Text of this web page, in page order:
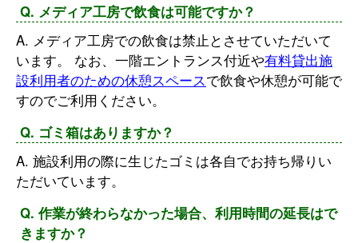
Q. メディア工房で飲食は可能ですか？
A. メディア工房での飲食は禁止とさせていただいて
います。 なお、一階エントランス付近や有料貸出施
設利用者のための休憩スペースで飲食や休憩が可能で
すのでご利用ください。
Q. ゴミ箱はありますか？
A. 施設利用の際に生じたゴミは各自でお持ち帰りい
ただいています。
Q. 作業が終わらなかった場合、利用時間の延長はで
きますか？